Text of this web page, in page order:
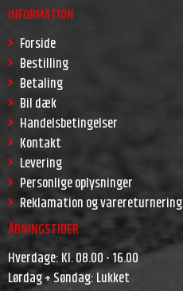
INFORMATION
Forside
Bestilling
Betaling
Bil dæk
Handelsbetingelser
Kontakt
Levering
Personlige oplysninger
Reklamation og varereturnering
ÅBNINGSTIDER
Hverdage: Kl. 08.00 - 16.00
Lørdag + Søndag: Lukket